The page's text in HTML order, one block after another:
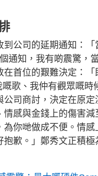
公司的延期通知：
通知，我有啲震驚，
首位的艱難決定：
歌、我仲有觀眾嘅時
司商討，決定在原
感與金錢上的傷害
你哋做成不便。情感
歉。」鄭秀文正積